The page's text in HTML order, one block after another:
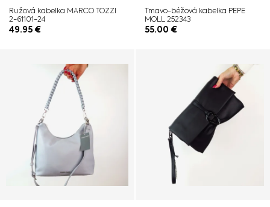
Ružová kabelka MARCO TOZZI
2-61101-24
49.95€
Tmavo-béžová kabelka PEPE
MOLL 252343
55.00 €